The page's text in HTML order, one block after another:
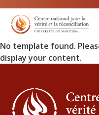
No template found.
display your content.